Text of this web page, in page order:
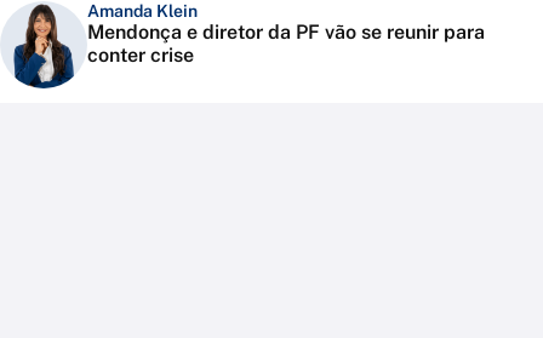
Amanda Klein
Mendonça e diretor da PF vão se reunir para
conter crise